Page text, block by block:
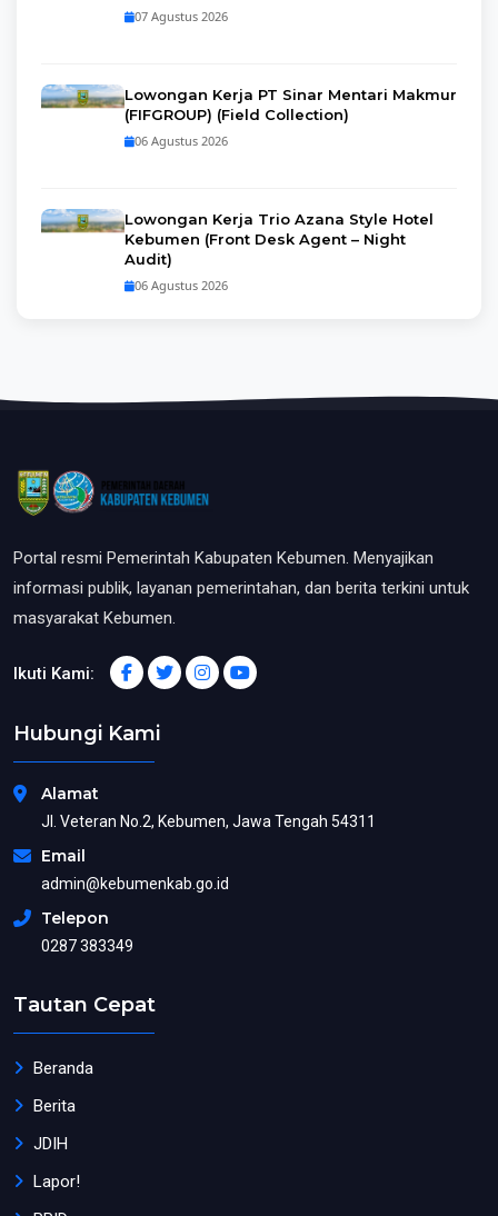
07 Agustus 2026
Lowongan Kerja PT Sinar Mentari Makmur
(FIFGROUP) (Field Collection)
06 Agustus 2026
Lowongan Kerja Trio Azana Style Hotel
Kebumen (Front Desk Agent – Night
Audit)
06 Agustus 2026
Portal resmi Pemerintah Kabupaten Kebumen. Menyajikan
informasi publik, layanan pemerintahan, dan berita terkini untuk
masyarakat Kebumen.
Ikuti Kami:
Hubungi Kami
Alamat
Jl. Veteran No.2, Kebumen, Jawa Tengah 54311
Email
admin@kebumenkab.go.id
Telepon
0287 383349
Tautan Cepat
Beranda
Berita
JDIH
Lapor!